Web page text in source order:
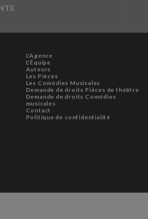
L'Agence
L'Équipe
Auteurs
Les Pièces
Les Comédies Musicales
Demande de droits Pièces de théâtre
Demande de droits Comédies
musicales
Contact
Politique de confidentialité